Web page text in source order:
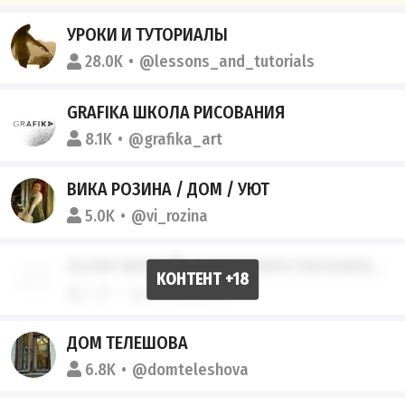
УРОКИ И ТУТОРИАЛЫ
28.0K @lessons_and_tutorials
GRAFIKA ШКОЛА РИСОВАНИЯ
8.1K @grafika_art
ВИКА РОЗИНА / ДОМ / УЮТ
5.0K @vi_rozina
ALEXM-NEIRO . ОСТОРОЖНО! ВЫЗЫВАЕТ ПРИВЫКАНИЕ! 18+
@alexm_neiro
ДОМ ТЕЛЕШОВА
6.8K @domteleshova